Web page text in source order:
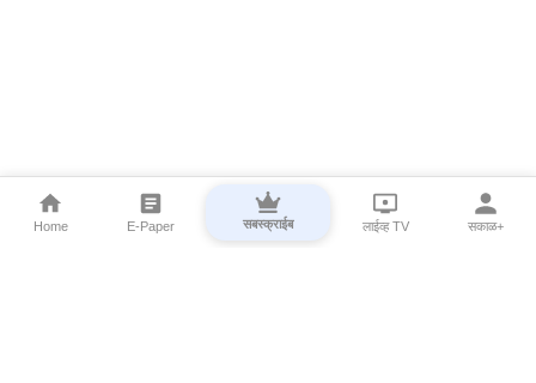
Home E-Paper सबस्क्राईब लाईव्ह TV सकाळ+